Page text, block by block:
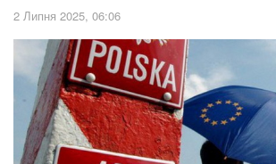
2 Липня 2025, 06:06